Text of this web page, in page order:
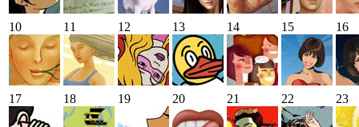
10 11 12 13 14 15 16
17 18 19 20 21 22 23